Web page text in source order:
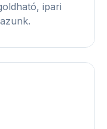
ipari